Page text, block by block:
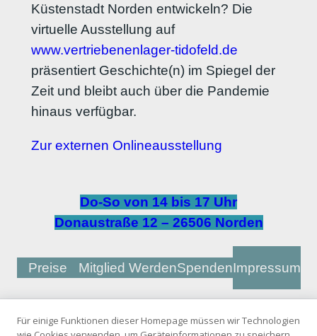
Küstenstadt Norden entwickeln? Die
virtuelle Ausstellung auf
www.vertriebenenlager-tidofeld.de
präsentiert Geschichte(n) im Spiegel der
Zeit und bleibt auch über die Pandemie
hinaus verfügbar.
Zur externen Onlineausstellung
Do-So von 14 bis 17 Uhr
Donaustraße 12 – 26506 Norden
Preise Mitglied WerdenSpendenImpressum
Unterstützt
Für einige Funktionen dieser Homepage müssen wir Technologien